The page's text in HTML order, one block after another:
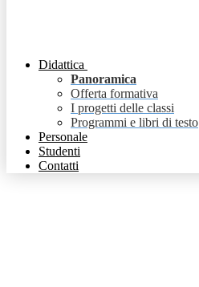
Didattica
Panoramica
Offerta formativa
I progetti delle classi
Programmi e libri di testo
Personale
Studenti
Contatti